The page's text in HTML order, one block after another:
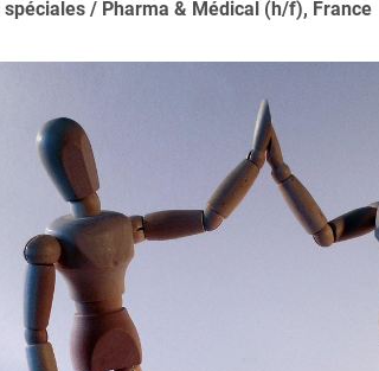
/ Pharma & Médical (h/f), France